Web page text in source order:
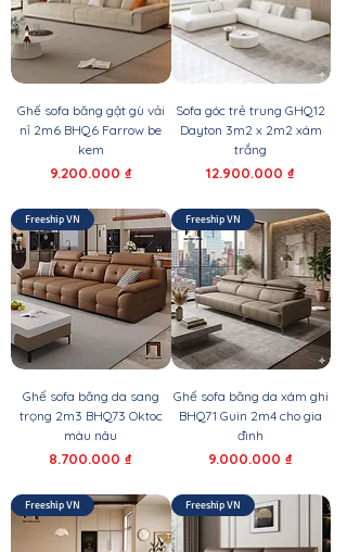
Ghế sofa băng gật gù vải
nỉ 2m6 BHQ6 Farrow be
kem
Giá
9.200.000 ₫
Sofa góc trẻ trung GHQ12
Dayton 3m2 x 2m2 xám
trắng
Giá
12.900.000 ₫
Freeship VN
Ghế sofa băng da sang
trọng 2m3 BHQ73 Oktoc
màu nâu
Giá
8.700.000 ₫
Freeship VN
Ghế sofa băng da xám ghi
BHQ71 Guin 2m4 cho gia
đình
Giá
9.000.000 ₫
Freeship VN Freeship VN